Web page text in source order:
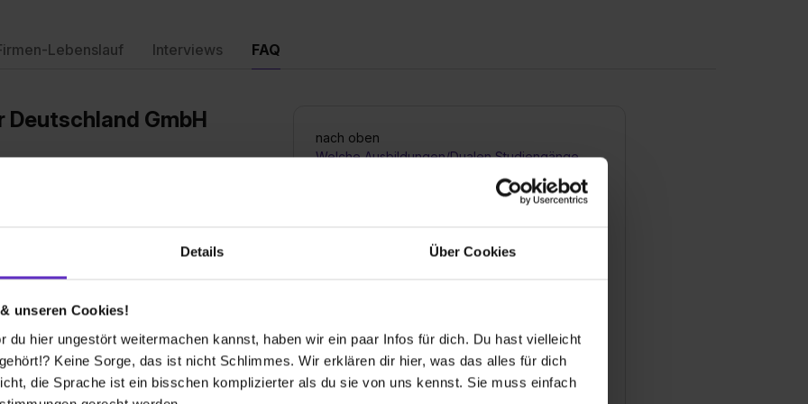
Details Über Cookies
unseren Cookies!
du hier ungestört weitermachen kannst, haben wir ein paar Infos für dich. Du hast vielleicht
Keine Sorge, das ist nicht Schlimmes. Wir erklären dir hier, was das alles für dich
die Sprache ist ein bisschen komplizierter als du sie von uns kennst. Sie muss einfach
Lebenslauf Interviews FAQ
nach oben
Welche Ausbildungen/Dualen Studiengänge
Wie sieht der Bewerbungsprozess für eine
Ausbildungsstelle bei Ihnen aus?
Ausbildungsplatz bewerben?
Deutschland GmbH